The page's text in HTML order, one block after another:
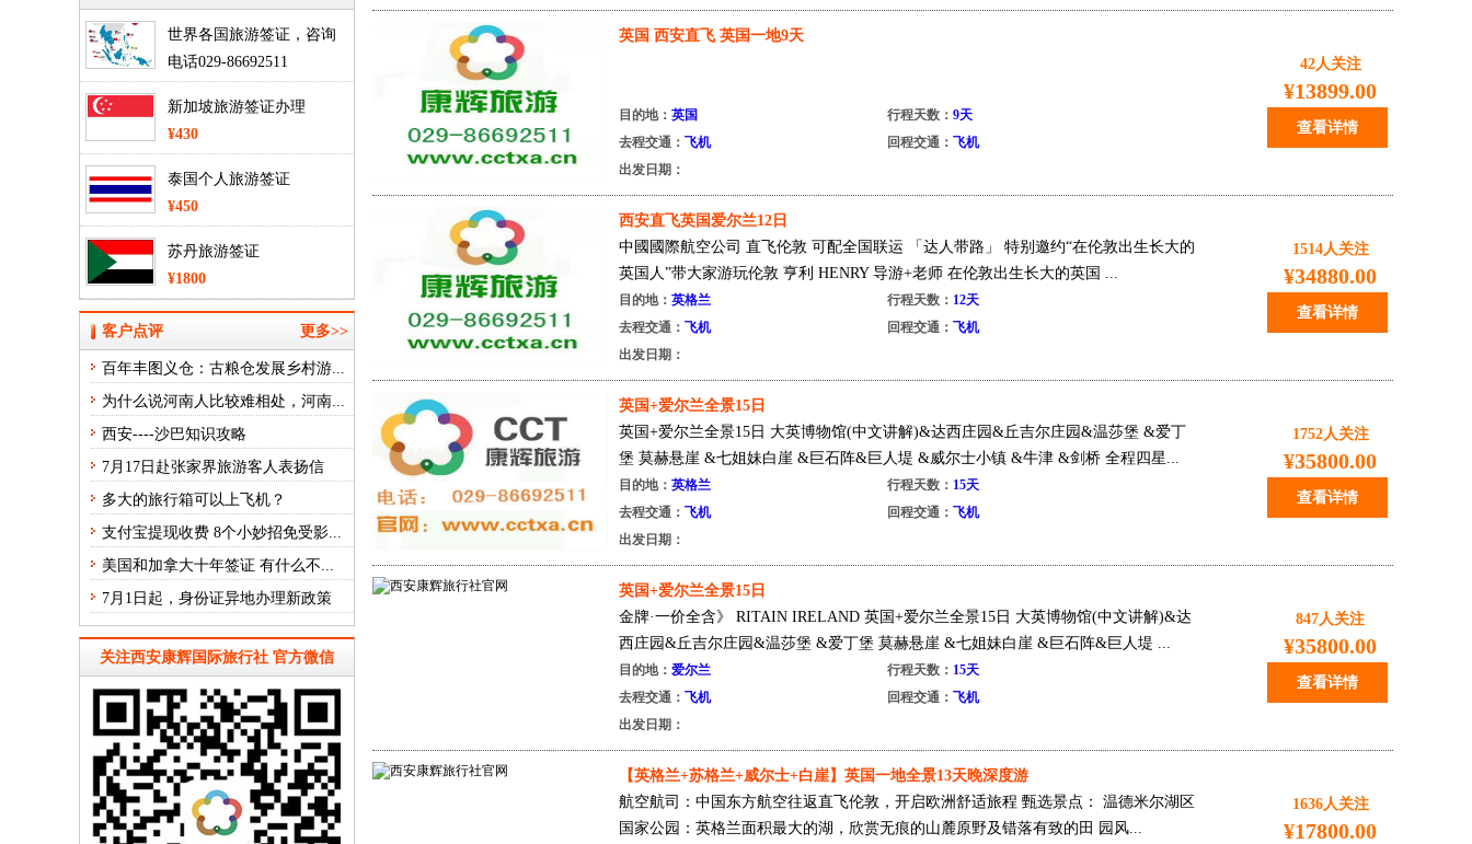
世界各国旅游签证，咨询
电话029-86692511
新加坡旅游签证办理
¥430
泰国个人旅游签证
¥450
苏丹旅游签证
¥1800
客户点评 更多>>
百年丰图义仓：古粮仓发展乡村游...
为什么说河南人比较难相处，河南...
西安----沙巴知识攻略
7月17日赴张家界旅游客人表扬信
多大的旅行箱可以上飞机？
支付宝提现收费 8个小妙招免受影...
美国和加拿大十年签证 有什么不...
7月1日起，身份证异地办理新政策
关注西安康辉国际旅行社 官方微信
英国 西安直飞 英国一地9天
目的地： 英国 行程天数： 9天
去程交通： 飞机 回程交通： 飞机
出发日期：
42人关注
¥13899.00
查看详情
西安直飞英国爱尔兰12日
中國國際航空公司 直飞伦敦 可配全国联运 「达人带路」 特别邀约“在伦敦出生长大的
英国人”带大家游玩伦敦 亨利 HENRY 导游+老师 在伦敦出生长大的英国 ...
目的地： 英格兰 行程天数： 12天
去程交通： 飞机 回程交通： 飞机
出发日期：
1514人关注
¥34880.00
查看详情
英国+爱尔兰全景15日
英国+爱尔兰全景15日 大英博物馆(中文讲解)&达西庄园&丘吉尔庄园&温莎堡 &爱丁
堡 莫赫悬崖 &七姐妹白崖 &巨石阵&巨人堤 &威尔士小镇 &牛津 &剑桥 全程四星...
目的地： 英格兰 行程天数： 15天
去程交通： 飞机 回程交通： 飞机
出发日期：
1752人关注
¥35800.00
查看详情
英国+爱尔兰全景15日
金牌·一价全含》 RITAIN IRELAND 英国+爱尔兰全景15日 大英博物馆(中文讲解)&达
西庄园&丘吉尔庄园&温莎堡 &爱丁堡 莫赫悬崖 &七姐妹白崖 &巨石阵&巨人堤 ...
目的地： 爱尔兰 行程天数： 15天
去程交通： 飞机 回程交通： 飞机
出发日期：
847人关注
¥35800.00
查看详情
【英格兰+苏格兰+威尔士+白崖】英国一地全景13天晚深度游
航空航司：中国东方航空往返直飞伦敦，开启欧洲舒适旅程 甄选景点： 温德米尔湖区
国家公园：英格兰面积最大的湖，欣赏无痕的山麓原野及错落有致的田 园风...
1636人关注
¥17800.00